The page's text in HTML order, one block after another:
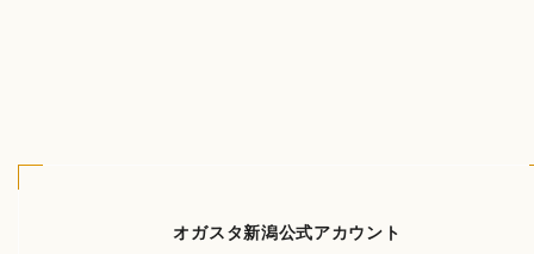
オガスタ新潟公式アカウント